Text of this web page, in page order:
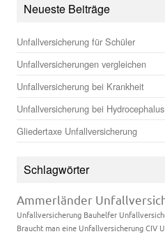
Neueste Beiträge
Unfallversicherung für Schüler
Unfallversicherungen vergleichen
Unfallversicherung bei Krankheit
Unfallversicherung bei Hydrocephalus
Gliedertaxe Unfallversicherung
Schlagwörter
Ammerländer
Unfallversicherung Bauhelfer
Braucht man eine UnfallversicherungCIV